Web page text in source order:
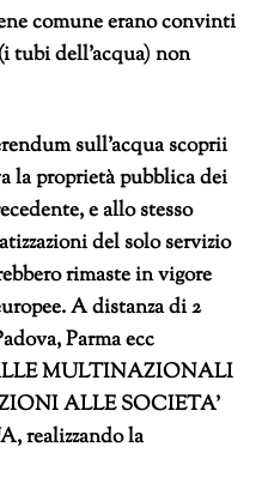
comune erano convinti
tubi dell’acqua) non
sull’acqua scoprii
la proprietà pubblica dei
e allo stesso
del solo servizio
rimaste in vigore
A distanza di 2
Parma ecc
MULTINAZIONALI
ALLE SOCIETA’
realizzando la